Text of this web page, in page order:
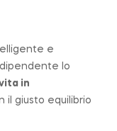
e
lo
in
il giusto equilibrio